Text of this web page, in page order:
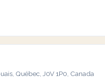
Québec, J0V 1P0, Canada